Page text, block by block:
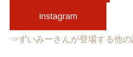
instagram
⇒ずいみーさんが登場する他の